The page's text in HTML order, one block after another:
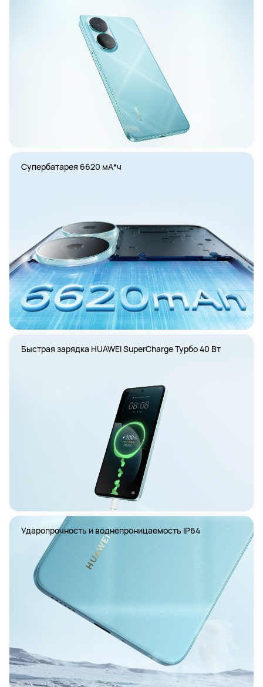
Супербатарея 6620 мА*ч
Быстрая зарядка HUAWEI SuperCharge Турбо 40 Вт
Ударопрочность и воднепроницаемость IP64